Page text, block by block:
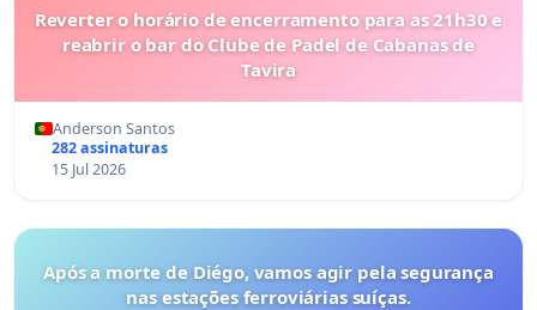
Reverter o horário de encerramento para as 21h30 e
reabrir o bar do Clube de Padel de Cabanas de
Tavira
Anderson Santos
282 assinaturas
15 Jul 2026
Após a morte de Diégo, vamos agir pela segurança
nas estações ferroviárias suíças.